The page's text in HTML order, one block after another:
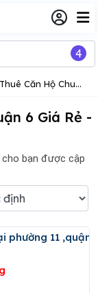
Hộ Chung Cư TP Hồ Chí Minh
6 Giá Rẻ -
cho bạn được cập
4